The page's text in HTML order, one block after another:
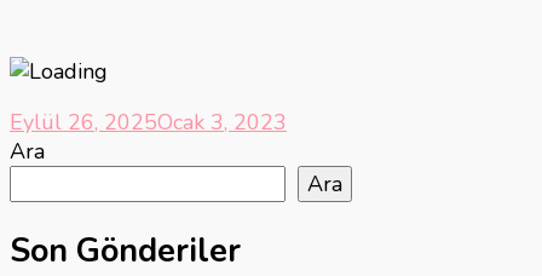
Eylül 26, 2025Ocak 3, 2023
Ara
Ara
Son Gönderiler